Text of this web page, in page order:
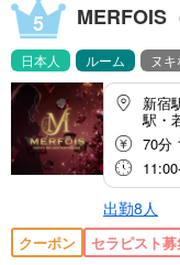
5 MERFOIS
日本人 ルーム ヌキ
新宿
駅・
70分
出勤8人
クーポン セラピスト